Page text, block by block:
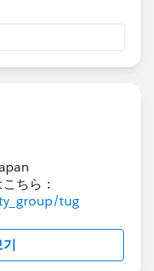
adjust]))
adjust]))
adjust]))
りです。
ちら：
tug